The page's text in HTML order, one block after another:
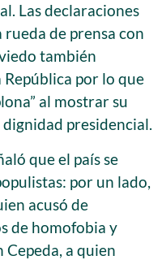
Las declaraciones
de prensa con
también
por lo que
al mostrar su
presidencial.
que el país se
por un lado,
acusó de
de homofobia y
a quien